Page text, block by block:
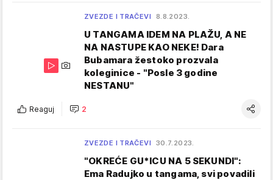
ZVEZDE I TRAČEVI 8.8.2023.
U TANGAMA IDEM NA PLAŽU, A NE
NA NASTUPE KAO NEKE! Dara
Bubamara žestoko prozvala
koleginice - "Posle 3 godine
NESTANU"
Reaguj 2
ZVEZDE I TRAČEVI 30.7.2023.
"OKREĆE GU*ICU NA 5 SEKUNDI":
Ema Radujko u tangama, svi povadili